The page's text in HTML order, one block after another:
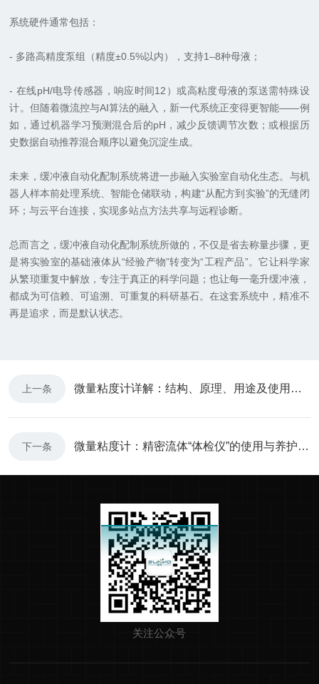
系统硬件通常包括：
- 多路高精度泵组（精度±0.5%以内），支持1–8种母液；
- 在线pH/电导传感器，响应时间12）或高粘度母液的泵送需特殊设
计。但随着微流控与AI算法的融入，新一代系统正变得更智能——例
如，通过机器学习预测混合后的pH，减少反馈调节次数；或根据历
史数据自动推荐混合顺序以避免沉淀生成。
未来，缓冲液自动化配制系统将进一步融入实验室自动化生态。与机
器人样本前处理系统、智能仓储联动，构建“从配方到实验”的无缝闭
环；与云平台连接，实现多站点方法共享与远程诊断。
总而言之，缓冲液自动化配制系统所做的，不仅是省去称量步骤，更
是将实验室的基础液体从“经验产物”转变为“工程产品”。它让科学家
从繁琐重复中解放，专注于真正的科学问题；也让每一毫升缓冲液，
都成为可信赖、可追溯、可重复的科研基石。在这套系统中，精准不
再是追求，而是默认状态。
上一条 微量粘度计详解：结构、原理、用途及使用方法
下一条 微量粘度计：精密流体“体检仪”的使用与养护之道
关注公众号